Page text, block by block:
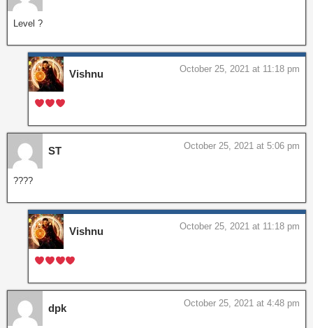
Level ?
Vishnu October 25, 2021 at 11:18 pm
ST October 25, 2021 at 5:06 pm
????
Vishnu October 25, 2021 at 11:18 pm
dpk October 25, 2021 at 4:48 pm